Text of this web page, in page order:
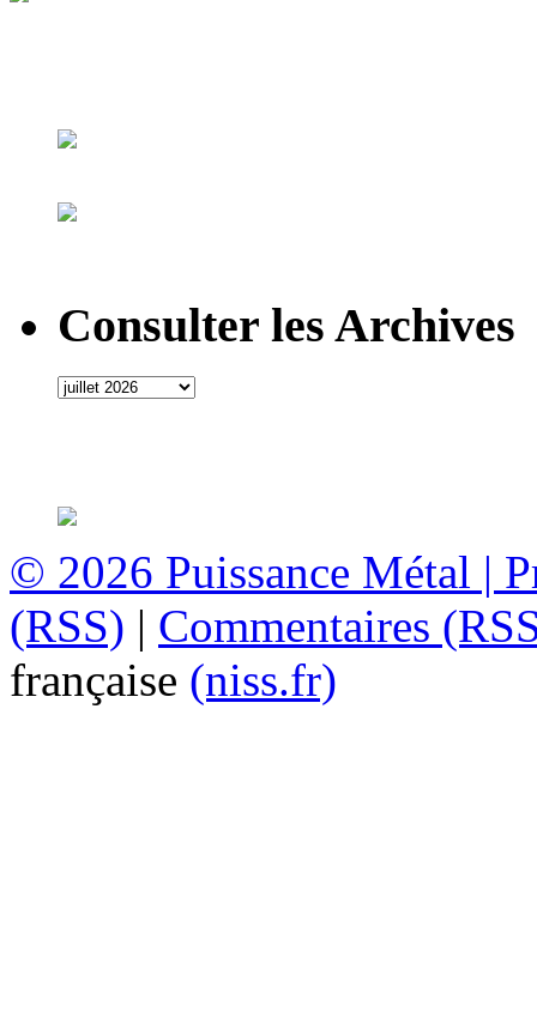
Consulter les Archives
© 2026 Puissance Métal |
(RSS) | Commentaires
française (niss.fr)